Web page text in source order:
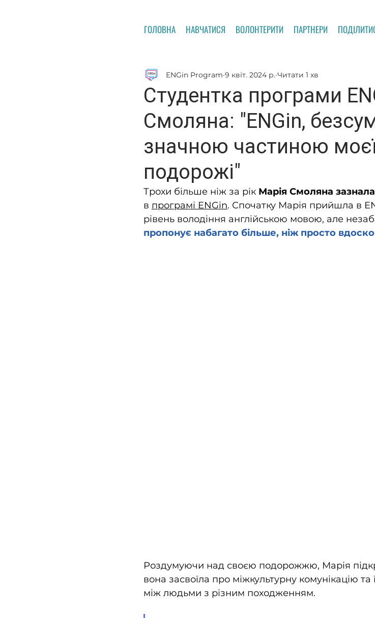
ГОЛОВНА НАВЧАТИСЯ ВОЛОНТЕРИТИ ПАРТНЕРИ
Студентка програми
Смоляна: "ENGin,
значною частиною моєї
подорожі"
ENGin Program 9 квіт. 2024 р. Читати 1 хв
Трохи більше ніж за рік Марія Смоляна зазнала
в програмі ENGin. Спочатку Марія прийшла в
рівень володіння англійською мовою, але
пропонує набагато більше, ніж просто
Роздумуючи над своєю подорожжю, Марія
вона засвоїла про міжкультурну комунікацію та
між людьми з різним походженням.